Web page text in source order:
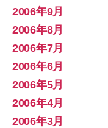
2006年9月
2006年8月
2006年7月
2006年6月
2006年5月
2006年4月
2006年3月